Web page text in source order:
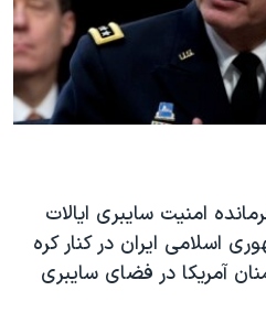
امنیت سایبری ایالات
اسلامی ایران در کنار کره
آمریکا در فضای سایبری